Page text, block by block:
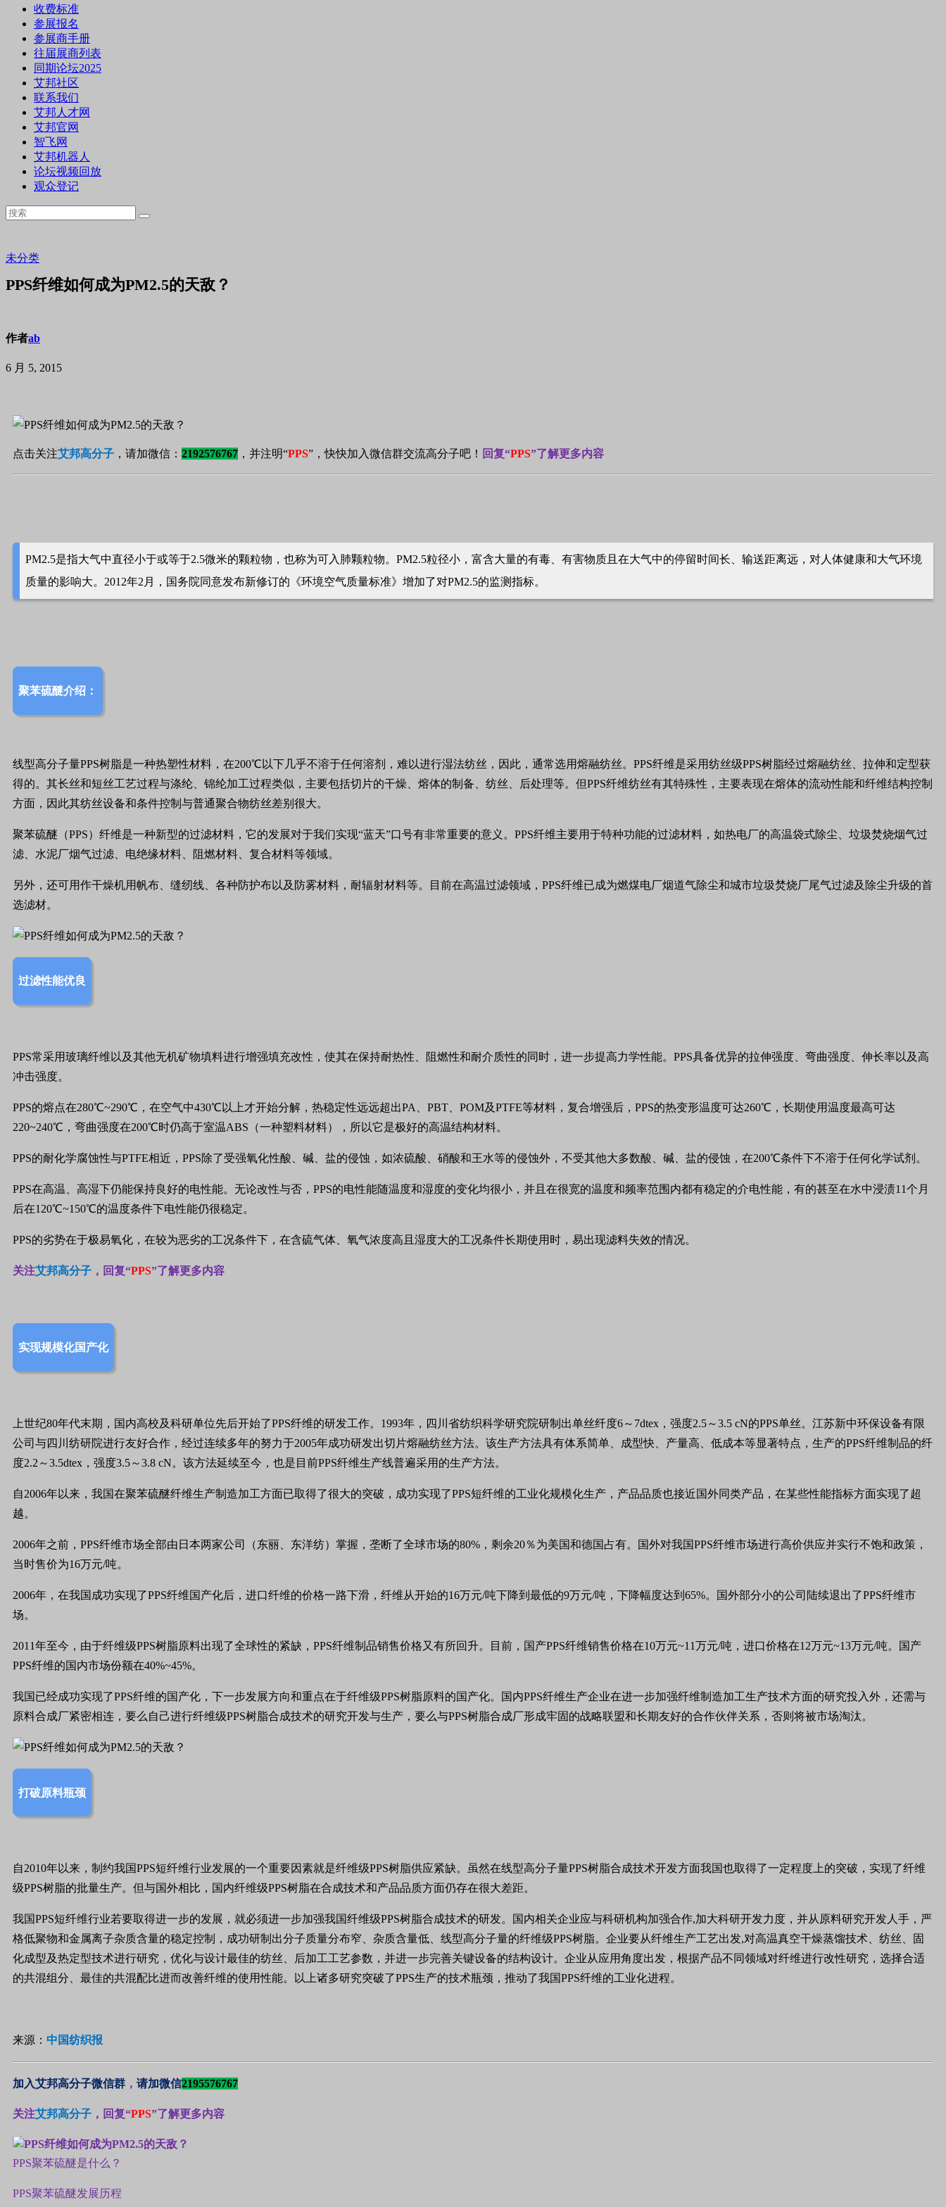
收费标准
参展报名
参展商手册
往届展商列表
同期论坛2025
艾邦社区
联系我们
艾邦人才网
艾邦官网
智飞网
艾邦机器人
论坛视频回放
观众登记
未分类
PPS纤维如何成为PM2.5的天敌？
作者ab
6 月 5, 2015
点击关注艾邦高分子 ，请加微信： 2192576767 ，并注明“PPS”，快快加入微信群交流高分子吧！ 回复“PPS”了解更多内容
PM2.5是指大气中直径小于或等于2.5微米的颗粒物，也称为可入肺颗粒物。PM2.5粒径小，富含大量的有毒、有害物质且在大气中的停留时间长、输送距离远，对人体健康和大气环境
质量的影响大。2012年2月，国务院同意发布新修订的《环境空气质量标准》增加了对PM2.5的监测指标。
聚苯硫醚介绍：
线型高分子量PPS树脂是一种热塑性材料，在200℃以下几乎不溶于任何溶剂，难以进行湿法纺丝，因此，通常选用熔融纺丝。PPS纤维是采用纺丝级PPS树脂经过熔融纺丝、拉伸和定型获
得的。其长丝和短丝工艺过程与涤纶、锦纶加工过程类似，主要包括切片的干燥、熔体的制备、纺丝、后处理等。但PPS纤维纺丝有其特殊性，主要表现在熔体的流动性能和纤维结构控制
方面，因此其纺丝设备和条件控制与普通聚合物纺丝差别很大。
聚苯硫醚（PPS）纤维是一种新型的过滤材料，它的发展对于我们实现“蓝天”口号有非常重要的意义。PPS纤维主要用于特种功能的过滤材料，如热电厂的高温袋式除尘、垃圾焚烧烟气过
滤、水泥厂烟气过滤、电绝缘材料、阻燃材料、复合材料等领域。
另外，还可用作干燥机用帆布、缝纫线、各种防护布以及防雾材料，耐辐射材料等。目前在高温过滤领域，PPS纤维已成为燃煤电厂烟道气除尘和城市垃圾焚烧厂尾气过滤及除尘升级的首
选滤材。
过滤性能优良
PPS常采用玻璃纤维以及其他无机矿物填料进行增强填充改性，使其在保持耐热性、阻燃性和耐介质性的同时，进一步提高力学性能。PPS具备优异的拉伸强度、弯曲强度、伸长率以及高
冲击强度。
PPS的熔点在280℃~290℃，在空气中430℃以上才开始分解，热稳定性远远超出PA、PBT、POM及PTFE等材料，复合增强后，PPS的热变形温度可达260℃，长期使用温度最高可达
220~240℃，弯曲强度在200℃时仍高于室温ABS（一种塑料材料），所以它是极好的高温结构材料。
PPS的耐化学腐蚀性与PTFE相近，PPS除了受强氧化性酸、碱、盐的侵蚀，如浓硫酸、硝酸和王水等的侵蚀外，不受其他大多数酸、碱、盐的侵蚀，在200℃条件下不溶于任何化学试剂。
PPS在高温、高湿下仍能保持良好的电性能。无论改性与否，PPS的电性能随温度和湿度的变化均很小，并且在很宽的温度和频率范围内都有稳定的介电性能，有的甚至在水中浸渍11个月
后在120℃~150℃的温度条件下电性能仍很稳定。
PPS的劣势在于极易氧化，在较为恶劣的工况条件下，在含硫气体、氧气浓度高且湿度大的工况条件长期使用时，易出现滤料失效的情况。
关注艾邦高分子 ，回复“PPS”了解更多内容
实现规模化国产化
上世纪80年代末期，国内高校及科研单位先后开始了PPS纤维的研发工作。1993年，四川省纺织科学研究院研制出单丝纤度6～7dtex，强度2.5～3.5 cN的PPS单丝。江苏新中环保设备有限
公司与四川纺研院进行友好合作，经过连续多年的努力于2005年成功研发出切片熔融纺丝方法。该生产方法具有体系简单、成型快、产量高、低成本等显著特点，生产的PPS纤维制品的纤
度2.2～3.5dtex，强度3.5～3.8 cN。该方法延续至今，也是目前PPS纤维生产线普遍采用的生产方法。
自2006年以来，我国在聚苯硫醚纤维生产制造加工方面已取得了很大的突破，成功实现了PPS短纤维的工业化规模化生产，产品品质也接近国外同类产品，在某些性能指标方面实现了超
越。
2006年之前，PPS纤维市场全部由日本两家公司（东丽、东洋纺）掌握，垄断了全球市场的80%，剩余20％为美国和德国占有。国外对我国PPS纤维市场进行高价供应并实行不饱和政策，
当时售价为16万元/吨。
2006年，在我国成功实现了PPS纤维国产化后，进口纤维的价格一路下滑，纤维从开始的16万元/吨下降到最低的9万元/吨，下降幅度达到65%。国外部分小的公司陆续退出了PPS纤维市
场。
2011年至今，由于纤维级PPS树脂原料出现了全球性的紧缺，PPS纤维制品销售价格又有所回升。目前，国产PPS纤维销售价格在10万元~11万元/吨，进口价格在12万元~13万元/吨。国产
PPS纤维的国内市场份额在40%~45%。
我国已经成功实现了PPS纤维的国产化，下一步发展方向和重点在于纤维级PPS树脂原料的国产化。国内PPS纤维生产企业在进一步加强纤维制造加工生产技术方面的研究投入外，还需与
原料合成厂紧密相连，要么自己进行纤维级PPS树脂合成技术的研究开发与生产，要么与PPS树脂合成厂形成牢固的战略联盟和长期友好的合作伙伴关系，否则将被市场淘汰。
打破原料瓶颈
自2010年以来，制约我国PPS短纤维行业发展的一个重要因素就是纤维级PPS树脂供应紧缺。虽然在线型高分子量PPS树脂合成技术开发方面我国也取得了一定程度上的突破，实现了纤维
级PPS树脂的批量生产。但与国外相比，国内纤维级PPS树脂在合成技术和产品品质方面仍存在很大差距。
我国PPS短纤维行业若要取得进一步的发展，就必须进一步加强我国纤维级PPS树脂合成技术的研发。国内相关企业应与科研机构加强合作,加大科研开发力度，并从原料研究开发人手，严
格低聚物和金属离子杂质含量的稳定控制，成功研制出分子质量分布窄、杂质含量低、线型高分子量的纤维级PPS树脂。企业要从纤维生产工艺出发,对高温真空干燥蒸馏技术、纺丝、固
化成型及热定型技术进行研究，优化与设计最佳的纺丝、后加工工艺参数，并进一步完善关键设备的结构设计。企业从应用角度出发，根据产品不同领域对纤维进行改性研究，选择合适
的共混组分、最佳的共混配比进而改善纤维的使用性能。以上诸多研究突破了PPS生产的技术瓶颈，推动了我国PPS纤维的工业化进程。
来源： 中国纺织报
加入艾邦高分子微信群 ， 请加微信2195576767
关注艾邦高分子 ，回复“PPS”了解更多内容
PPS聚苯硫醚是什么？
PPS聚苯硫醚发展历程